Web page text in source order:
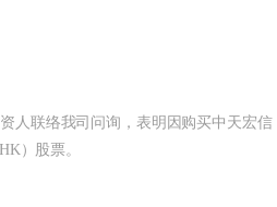
人联络我司问询，表明因购买中天宏
）股票。